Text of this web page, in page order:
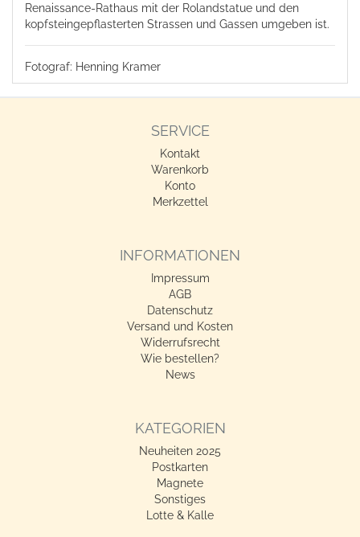
Renaissance-Rathaus mit der Rolandstatue und den
kopfsteingepflasterten Strassen und Gassen umgeben ist.
Fotograf: Henning Kramer
SERVICE
Kontakt
Warenkorb
Konto
Merkzettel
INFORMATIONEN
Impressum
AGB
Datenschutz
Versand und Kosten
Widerrufsrecht
Wie bestellen?
News
KATEGORIEN
Neuheiten 2025
Postkarten
Magnete
Sonstiges
Lotte & Kalle